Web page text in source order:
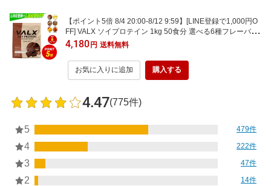
【ポイント5倍 8/4 20:00-8/12 9:59】[LINE登録で1,000円O
FF] VALX ソイプロテイン 1kg 50食分 選べる6種フレーバー
女性 ダイエット 置き換え 糖質制限 美容 筋トレ 植物性 大豆
プロテイン 国内生産 山本義徳 チョコ マンゴー バナナ ほう
じ茶 生キャラメル
4,180円 送料無料
お気に入りに追加 購入する
4.47(775件)
5 479件
4 222件
3 47件
2 14件